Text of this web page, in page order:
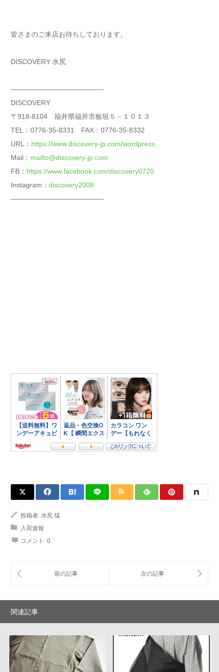
皆さまのご来店お待ちしております。
DISCOVERY 水尻
—————————————–
DISCOVERY
〒918-8104 福井県福井市板垣５－１０１３
TEL：0776-35-8331 FAX：0776-35-8332
URL： https://www.discovery-jp.com/wordpress
Mail： mailto@discovery-jp.com
FB： https://www.facebook.com/discovery0720
Instagram： discovery2008
—————————————–
投稿者: 水尻 猛
入荷速報
コメント: 0
関連記事